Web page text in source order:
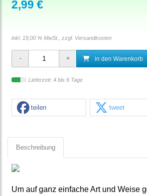
2,99 €
inkl. 19,00 % MwSt., zzgl. Versandkosten
in den Warenkorb
Lieferzeit: 4 bis 6 Tage
teilen tweet
Beschreibung
Um auf ganz einfache Art und Weise